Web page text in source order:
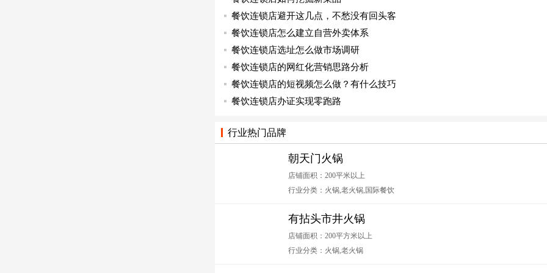
餐饮连锁店避开这几点，不愁没有回头客
餐饮连锁店怎么建立自营外卖体系
餐饮连锁店选址怎么做市场调研
餐饮连锁店的网红化营销思路分析
餐饮连锁店的短视频怎么做？有什么技巧
餐饮连锁店办证实现零跑路
行业热门品牌
朝天门火锅
店铺面积：200平米以上
行业分类：火锅,老火锅,国际餐饮
有拈头市井火锅
店铺面积：200平方米以上
行业分类：火锅,老火锅